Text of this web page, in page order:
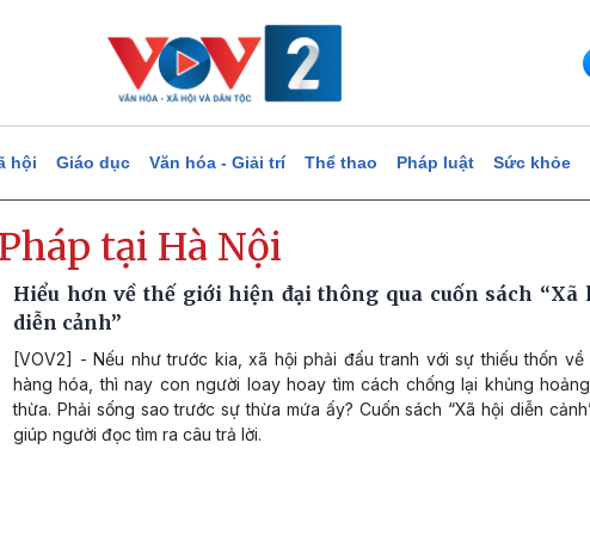
hội Giáo dục Văn hóa - Giải trí Thể thao Pháp luật Sức khỏe
tại Hà Nội
Hiểu hơn về thế giới hiện đại thông qua cuốn sách “Xã
diễn cảnh”
[VOV2] - Nếu như trước kia, xã hội phải đấu tranh với sự thiếu thốn về
hàng hóa, thì nay con người loay hoay tìm cách chống lại khủng
thừa. Phải sống sao trước sự thừa mứa ấy? Cuốn sách “Xã hội diễn
giúp người đọc tìm ra câu trả lời.